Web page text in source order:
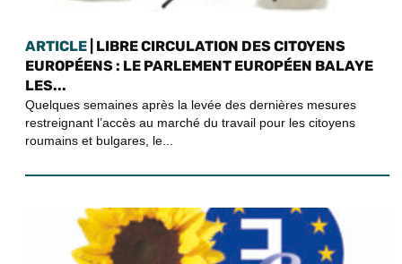
ARTICLE | LIBRE CIRCULATION DES CITOYENS
EUROPÉENS : LE PARLEMENT EUROPÉEN BALAYE
LES...
Quelques semaines après la levée des dernières mesures
restreignant l’accès au marché du travail pour les citoyens
roumains et bulgares, le...